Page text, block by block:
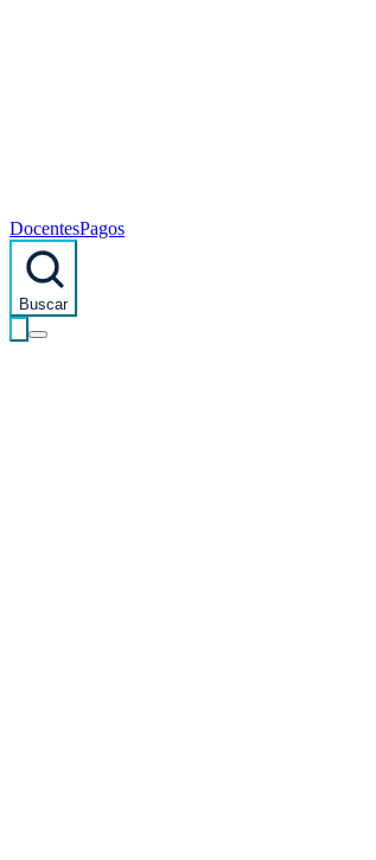
DocentesPagos
Buscar